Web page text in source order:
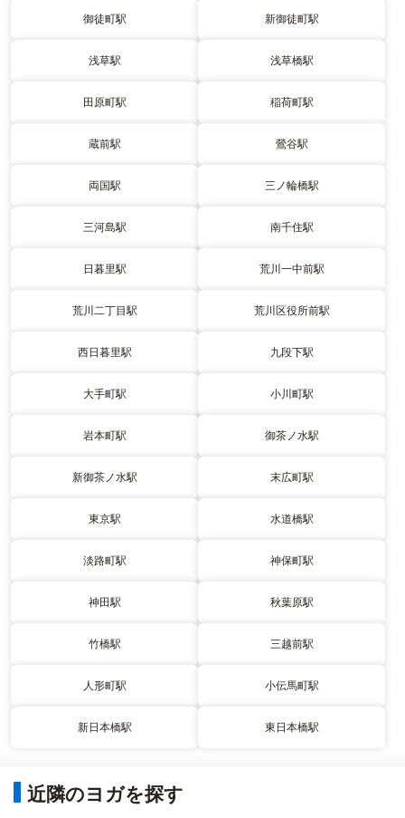
御徒町駅 新御徒町駅
浅草駅 浅草橋駅
田原町駅 稲荷町駅
蔵前駅 鶯谷駅
両国駅 三ノ輪橋駅
三河島駅 南千住駅
日暮里駅 荒川一中前駅
荒川二丁目駅 荒川区役所前駅
西日暮里駅 九段下駅
大手町駅 小川町駅
岩本町駅 御茶ノ水駅
新御茶ノ水駅 末広町駅
東京駅 水道橋駅
淡路町駅 神保町駅
神田駅 秋葉原駅
竹橋駅 三越前駅
人形町駅 小伝馬町駅
新日本橋駅 東日本橋駅
近隣のヨガを探す